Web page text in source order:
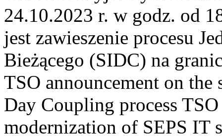
24.10.2023 r. w godz. od
jest zawieszenie procesu
Bieżącego (SIDC) na
TSO announcement on
Day Coupling process
modernization of SEPS IT